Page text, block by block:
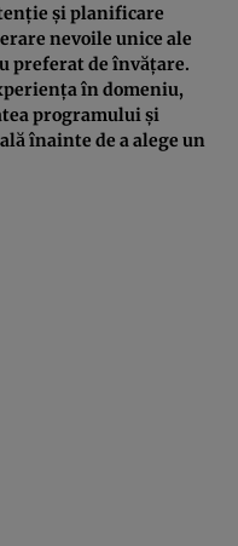
și planificare
nevoile unice ale
preferat de învățare.
în domeniu,
programului și
înainte de a alege un